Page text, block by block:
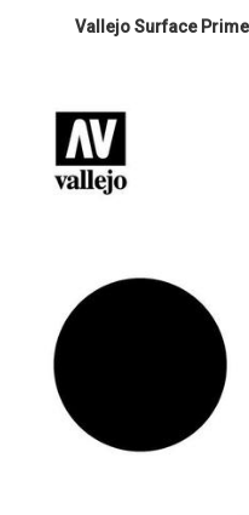
Vallejo Surface